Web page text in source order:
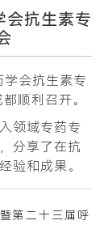
会抗生素专
会抗生素专
顺利召开。
领域专药专
分享了在抗
验和成果 。
第二十三届呼